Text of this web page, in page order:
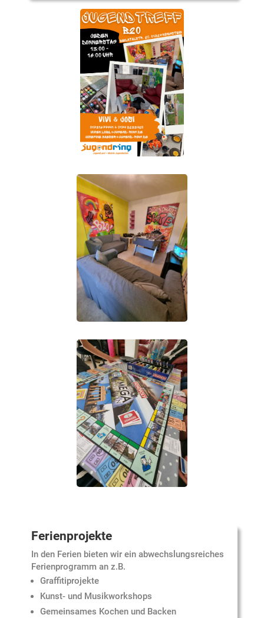
Ferienprojekte
In den Ferien bieten wir ein abwechslungsreiches
Ferienprogramm an z.B.
Graffitiprojekte
Kunst- und Musikworkshops
Gemeinsames Kochen und Backen